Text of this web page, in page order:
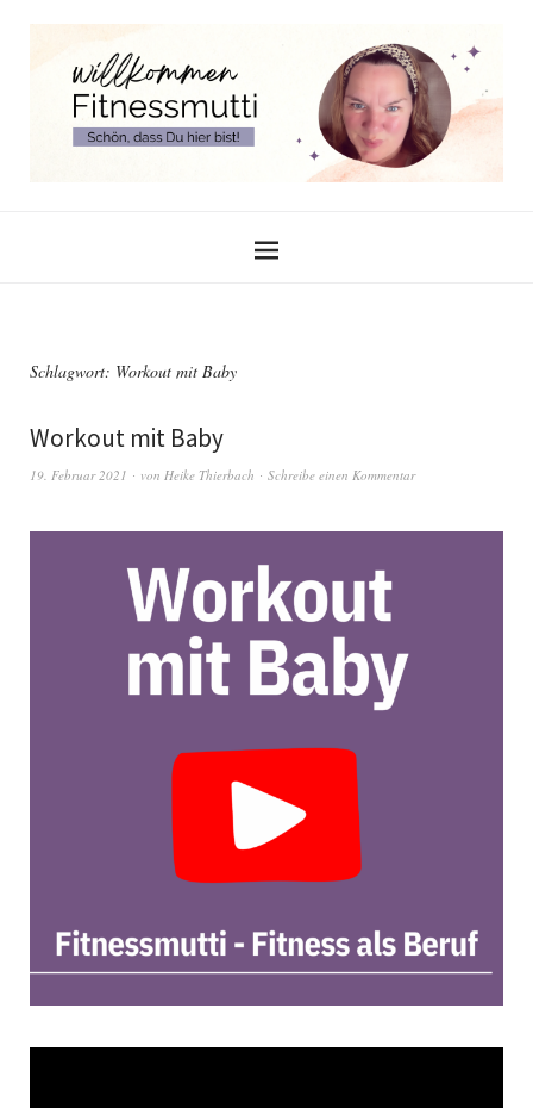
Schlagwort: Workout mit Baby
Workout mit Baby
19. Februar 2021 von Heike Thierbach Schreibe einen Kommentar